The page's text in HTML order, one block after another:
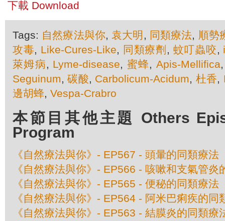
下載 Download
Tags: 自然療法與你,袁大明 , 同類療法, 順勢
攻毒, Like-Cures-Like, 同類療劑 , 蚊叮蟲咬,
萊姆病, Lyme-disease, 蜜蜂, Apis-Mellifica
Seguinum,碳酸, Carbolicum-Acidum, 杜香,
邊胡蜂, Vespa-Crabro
本節目其他主題 Others
Program
《自然療法與你》- EP567 - 頭暈的同類療法
《自然療法與你》- EP566 - 咳嗽和支氣管炎
《自然療法與你》- EP565 - 便秘的同類療法
《自然療法與你》- EP564 - 阿米巴痢疾的同
《自然療法與你》- EP563 - 結膜炎的同類療